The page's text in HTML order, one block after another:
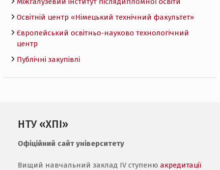
Освітній центр «Німецький технічний факультет»
Європейський освітньо-науково технологічний
центр
Публічні закупівлі
НТУ «ХПІ»
Офіційний сайт університету
Вищий навчальний заклад IV ступенюакредитації